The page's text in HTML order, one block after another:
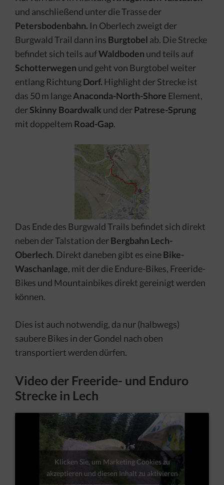
und anschließend unter die Trasse der
Petersbodenbahn. In Oberlech zweigt der
Burgwald Trail dann ins Burgtobel ab. Die Strecke
befindet sich teils aufWaldboden und teils auf
Schotterwegen und geht von Burgtobel weiter
entlang RichtungDorf. Highlight der Strecke ist
das 50 m langeAnaconda-North-Shore Element,
derSkinny Boardwalk und derPatrese-Sprung
mit doppeltem Road-Gap.
Das Ende des Burgwald Trails befindet sich direkt
neben der Talstation derBergbahn Lech-
Oberlech. Direkt daneben gibt es eineBike-
Waschanlage, mit der die Endure-Bikes, Freeride-
Bikes und Mountainbikes direkt gereinigt werden
können.
Dies ist auch notwendig, da nur (halbwegs)
saubere Bikes in der Gondel nach oben
transportiert werden dürfen.
Video der Freeride- und Enduro
Strecke in Lech
Klicken Sie, um Marketing Cookies zu
akzeptieren und diesen Inhalt zu aktivieren